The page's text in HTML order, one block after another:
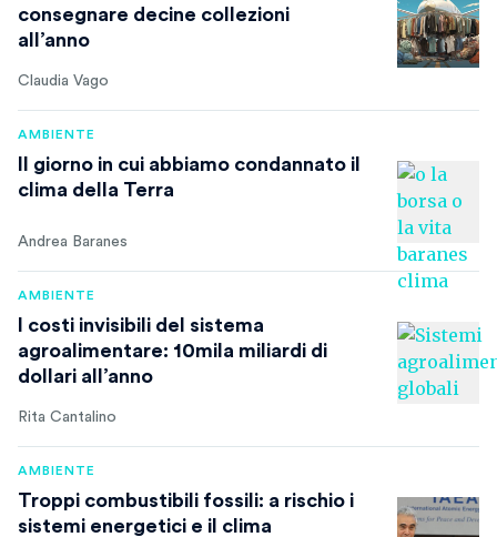
consegnare decine collezioni
all’anno
Claudia Vago
AMBIENTE
Il giorno in cui abbiamo condannato il
clima della Terra
Andrea Baranes
AMBIENTE
I costi invisibili del sistema
agroalimentare: 10mila miliardi di
dollari all’anno
Rita Cantalino
AMBIENTE
Troppi combustibili fossili: a rischio i
sistemi energetici e il clima